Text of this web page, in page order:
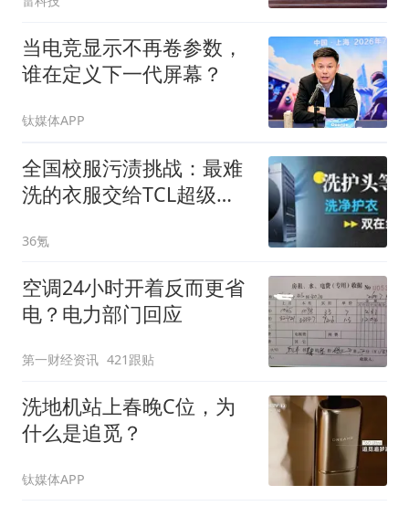
当电竞显示不再卷参数，
谁在定义下一代屏幕？
钛媒体APP
全国校服污渍挑战：最难
洗的衣服交给TCL超级
36氪
空调24小时开着反而更省
电？电力部门回应
第一财经资讯 421跟贴
洗地机站上春晚C位，为
什么是追觅？
钛媒体APP